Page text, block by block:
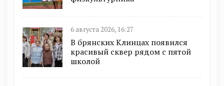
6 августа 2026, 16:27
В брянских Клинцах появился
красивый сквер рядом с пятой
школой